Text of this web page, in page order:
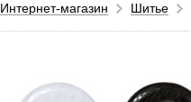
Интернет-магазин Шитье